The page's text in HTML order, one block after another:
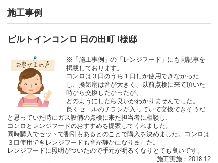
施工事例
ビルトインコンロ 日の出町 I様邸
※「施工事例」の「レンジフード」にも同記事を
掲載しております。
コンロは３口のうち１口しか使用できなかった
し、換気扇は音が大きく、以前点検に来て頂いた
時から交換したかったが、
どのようにしたら良いかわかりませんでした。
良くセールのチラシが入っていて交換できそうだ
と思っていた時にガス設備の点検に来た担当者に相談し、
コンロとレンジフードのおすすめを提案してくれました。
同時購入でセットで割引もあるとのことで購入を決めました。コンロは
３口使用できレンジフードも音が静かになりました。
レンジフードに照明がついたので手元が明るくなりとても良いです。
施工実施：2018.12